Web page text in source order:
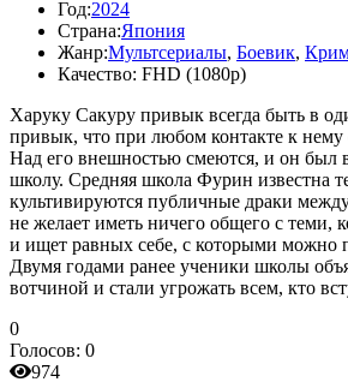
Год:2024
Страна:Япония
Жанр:Мультсериалы, Боевик,
Качество: FHD (1080p)
Харуку Сакуру привык всегда быть в
привык, что при любом контакте к нему
Над его внешностью смеются, и он был
школу. Средняя школа Фурин известна
культивируются публичные драки
не желает иметь ничего общего с теми,
и ищет равных себе, с которыми можно
Двумя годами ранее ученики школы
вотчиной и стали угрожать всем, кто
0
Голосов: 0
974